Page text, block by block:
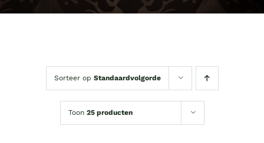
Sorteer op Standaardvolgorde
Toon 25 producten